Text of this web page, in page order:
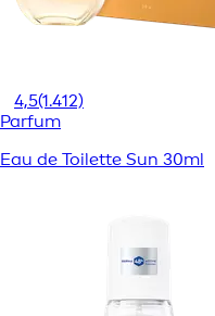
4,5(1.412)
Parfum
Eau de Toilette Sun 30ml